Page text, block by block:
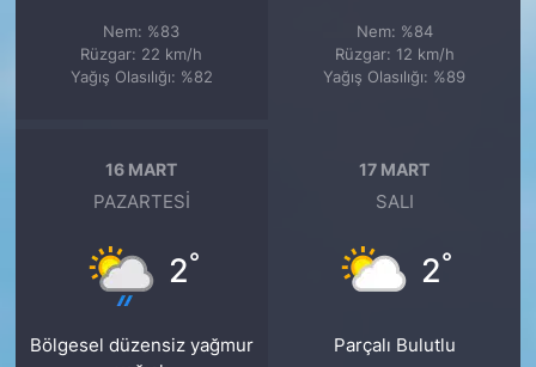
Nem: %83
Rüzgar: 22 km/h
Yağış Olasılığı: %82
Nem: %84
Rüzgar: 12 km/h
Yağış Olasılığı: %89
16 MART
PAZARTESI
2°
Bölgesel düzensiz yağmur
17 MART
SALI
2°
Parçalı Bulutlu